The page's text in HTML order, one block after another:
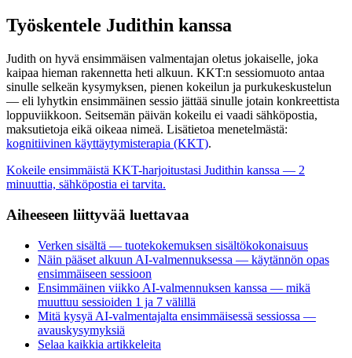
Työskentele Judithin kanssa
Judith on hyvä ensimmäisen valmentajan oletus jokaiselle, joka
kaipaa hieman rakennetta heti alkuun. KKT:n sessiomuoto antaa
sinulle selkeän kysymyksen, pienen kokeilun ja purkukeskustelun
— eli lyhytkin ensimmäinen sessio jättää sinulle jotain konkreettista
loppuviikkoon. Seitsemän päivän kokeilu ei vaadi sähköpostia,
maksutietoja eikä oikeaa nimeä. Lisätietoa menetelmästä:
kognitiivinen käyttäytymisterapia (KKT).
Kokeile ensimmäistä KKT-harjoitustasi Judithin kanssa — 2
minuuttia, sähköpostia ei tarvita.
Aiheeseen liittyvää luettavaa
Verken sisältä — tuotekokemuksen sisältökokonaisuus
Näin pääset alkuun AI-valmennuksessa — käytännön opas
ensimmäiseen sessioon
Ensimmäinen viikko AI-valmennuksen kanssa — mikä
muuttuu sessioiden 1 ja 7 välillä
Mitä kysyä AI-valmentajalta ensimmäisessä sessiossa —
avauskysymyksiä
Selaa kaikkia artikkeleita